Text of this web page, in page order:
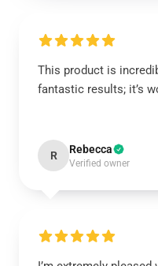
This product is
fantastic results; it’s
R Rebecca
Verified owner